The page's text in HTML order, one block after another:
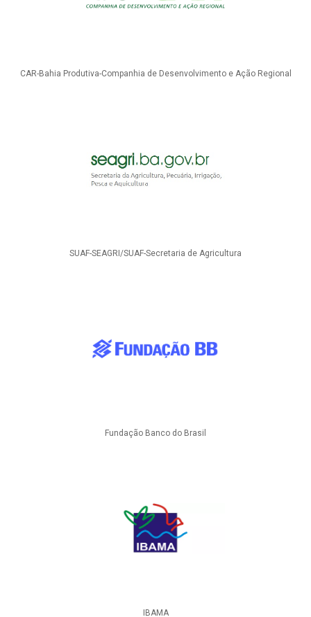
CAR-Bahia Produtiva-Companhia de Desenvolvimento e Ação Regional
SUAF-SEAGRI/SUAF-Secretaria de Agricultura
Fundação Banco do Brasil
IBAMA